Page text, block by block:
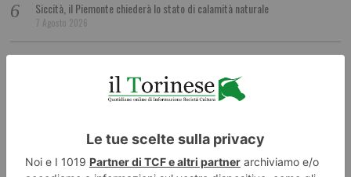
Siccità, il Piemonte chiederà lo stato di calamità naturale
7 Agosto 2026
Coppa del Presidente al Golf Club Sestrieres per la ricerca
Ennio Caretto: Gli “Anni furenti” degli Usa
7 Agosto 2026